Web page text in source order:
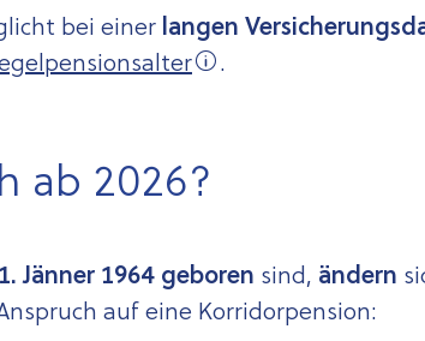
bei einer langen
.
ab 2026?
1. Jänner 1964 geboren sind, ändern
auf eine Korridorpension: